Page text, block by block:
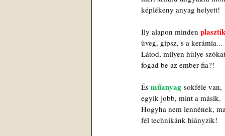
képlékeny anyag helyett!
Ily alapon minden plasztik
üveg, gipsz, s a kerámia...
Látod, milyen hülye szókat
fogad be az ember fia?!
És műanyag sokféle van,
egyik jobb, mint a másik.
Hogyha nem lennének,
fél technikánk hiányzik!